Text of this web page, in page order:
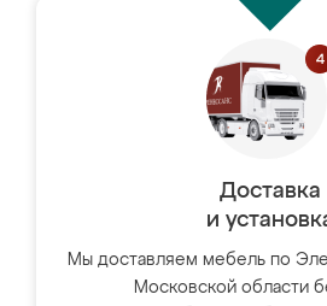
Доставка
и
Мы доставляем мебель по
Московской области